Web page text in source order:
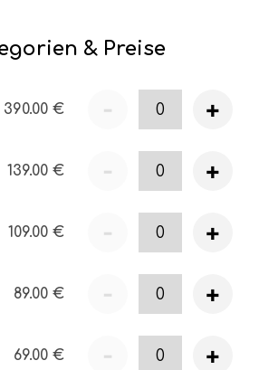
& Preise
390.00 € - +
139.00 € - +
109.00 € - +
89.00 € - +
69.00 € - +